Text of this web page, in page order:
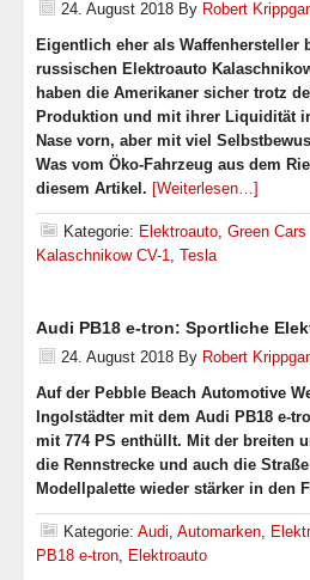
24. August 2018 By Robert
Eigentlich eher als Waffenhersteller
russischen Elektroauto
haben die Amerikaner sicher trotz
Produktion und mit ihrer Liquidität
Nase vorn, aber mit viel
Was vom Öko-Fahrzeug aus dem
diesem Artikel. [Weiterlesen…]
Kategorie: Elektroauto, Green Cars
Kalaschnikow CV-1, Tesla
Audi PB18 e-tron: Sportliche
24. August 2018 By Robert
Auf der Pebble Beach Automotive
Ingolstädter mit dem Audi PB18 e-
mit 774 PS enthüllt. Mit der breiten
die Rennstrecke und auch die
Modellpalette wieder stärker in den
Kategorie: Audi, Automarken,
PB18 e-tron, Elektroauto